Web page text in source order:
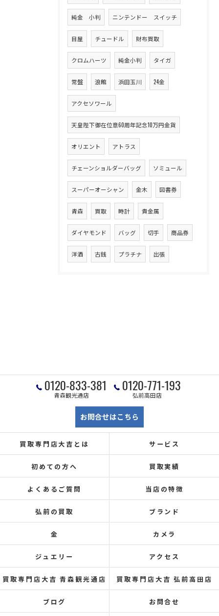
純金 小判 ニンテンドー スイッチ
目屋 チュードル 財布買取
クロムハーツ 純金小判 タイガ
常盤 浪館 浜田玉川 24金
アクセソワール
天皇陛下御在位意60周年記念10万円金貨
オリエント アトラス
チェーンショルダーバッグ ソミュール
スーパーオーシャン 金木 図書券
青森 買取 時計 貴金属
ダイヤモンド バッグ 切手 商品券
洋酒 古銭 プラチナ 出張
0120-833-381
青森観光通店
0120-771-193
弘前高田店
お問合せはこちら
買取専門店大吉とは サービス
初めての方へ 買取実績
よくあるご質問 当店の特徴
弘前の買取 ブランド
金 カメラ
ジュエリー アクセス
買取専門店大吉 青森観光通店 買取専門店大吉 弘前高田店
ブログ お問合せ